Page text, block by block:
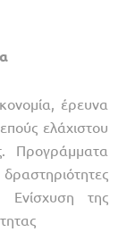
έρευνα
ελάχιστου
Προγράμματα
Ενίσχυση της